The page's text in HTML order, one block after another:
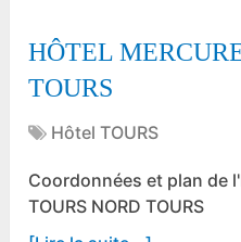
HÔTEL
TOURS
Hôtel TOURS
Coordonnées et plan de
TOURS NORD TOURS